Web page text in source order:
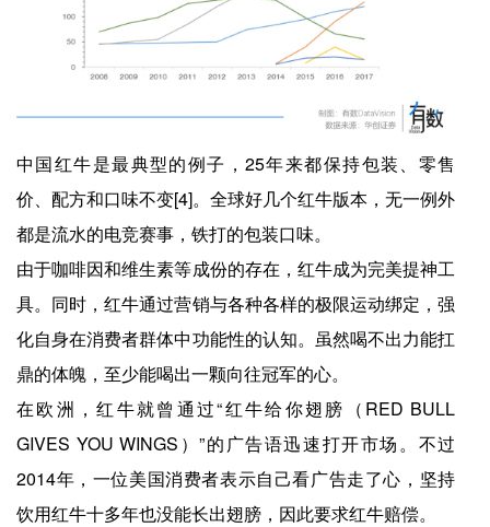
中国红牛是最典型的例子，25年来都保持包装、零售
价、配方和口味不变[4]。全球好几个红牛版本，无一例外
都是流水的电竞赛事，铁打的包装口味。
由于咖啡因和维生素等成份的存在，红牛成为完美提神工
具。同时，红牛通过营销与各种各样的极限运动绑定，强
化自身在消费者群体中功能性的认知。虽然喝不出力能扛
鼎的体魄，至少能喝出一颗向往冠军的心。
在欧洲，红牛就曾通过“红牛给你翅膀（RED BULL
GIVES YOU WINGS）”的广告语迅速打开市场。不过
2014年，一位美国消费者表示自己看广告走了心，坚持
饮用红牛十多年也没能长出翅膀，因此要求红牛赔偿。